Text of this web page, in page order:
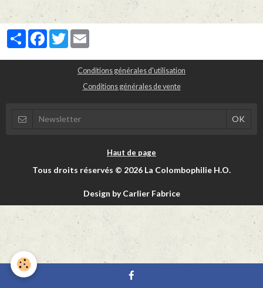
PartagerFacebook
Twitter
Conditions générales d'utilisation
Conditions générales de vente
Haut de page
Tous droits réservés © 2026 La Colombophilie H.O.
Design by Carlier Fabrice